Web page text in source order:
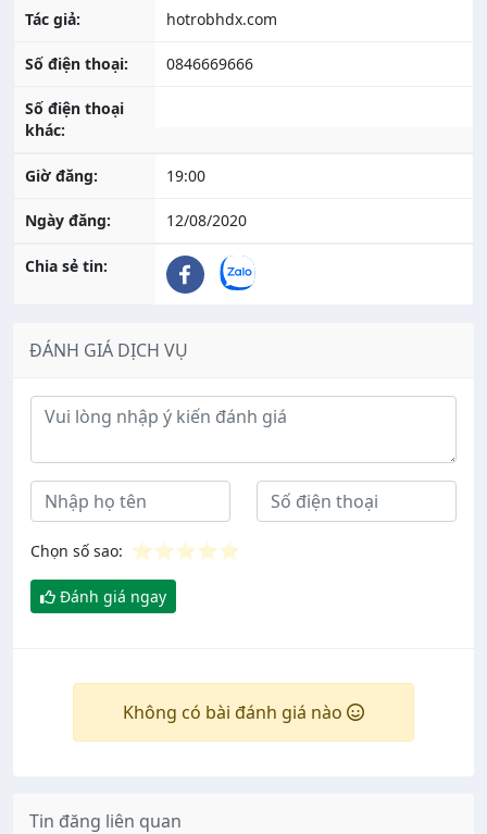
Tác giả:
Số điện thoại: 0846669666
Số điện thoại
khác:
Giờ đăng: 19:00
Ngày đăng: 12/08/2020
Chia sẻ tin:
ĐÁNH GIÁ DỊCH VỤ
Ý kiến đánh giá
Chọn số sao: ⭐⭐⭐⭐⭐
Đánh giá ngay
Không có bài đánh giá nào
Tin đăng liên quan